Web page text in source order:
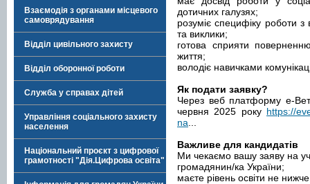
Взаємодія з органами місцевого
самоврядування
Відділ цивільного захисту
Відділ оборонної роботи
Служба у справах дітей
Управління соціального захисту
населення
Національний проєкт з цифрової
грамотності "Дія.Цифрова освіта"
дотичних галузях;
розуміє специфіку роботи
та виклики;
готова сприяти
життя;
володіє навичками
Як подати заявку?
Через веб платформу е-
червня 2025 року https://
na
Важливе для кандидатів
Ми чекаємо вашу заяву на
громадянин/ка України;
маєте рівень освіти не